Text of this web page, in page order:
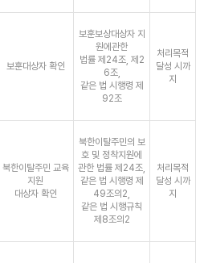
보훈대상자 확인
보훈보상대상자 지
원에관한
법률 제24조, 제2
6조,
같은 법 시행령 제
92조
처리목적
달성 시까
지
북한이탈주민 교육
지원
대상자 확인
북한이탈주민의 보
호 및 정착지원에
관한 법률 제24조,
같은 법 시행령 제
49조의2,
같은 법 시행규칙
제8조의2
처리목적
달성 시까
지